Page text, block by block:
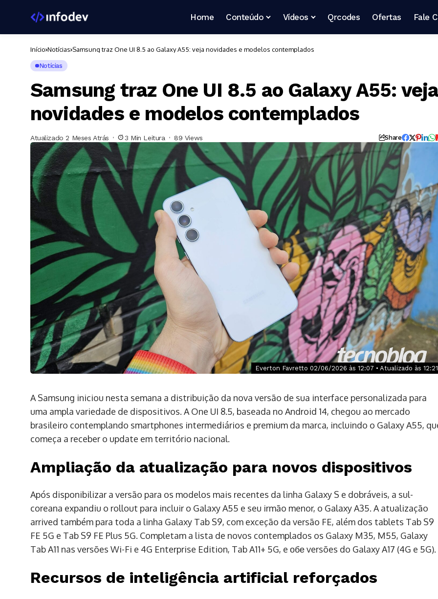
Home Conteúdo Vídeos Qrcodes Ofertas Fale
Início Notícias Samsung traz One UI 8.5 ao Galaxy A55: veja novidades e modelos contemplados
Notícias
Samsung traz One UI 8.5 ao Galaxy A55:
novidades e modelos contemplados
Atualizado 2 Meses Atrás 3 Min Leitura 89 Views Share
Everton Favretto 02/06/2026 às 12:07 • Atualizado às 12:21
A Samsung iniciou nesta semana a distribuição da nova versão de sua interface personalizada para
uma ampla variedade de dispositivos. A One UI 8.5, baseada no Android 14, chegou ao mercado
brasileiro contemplando smartphones intermediários e premium da marca, incluindo o Galaxy A55,
começa a receber o update em território nacional.
Ampliação da atualização para novos dispositivos
Após disponibilizar a versão para os modelos mais recentes da linha Galaxy S e dobráveis, a sul-
coreana expandiu o rollout para incluir o Galaxy A55 e seu irmão menor, o Galaxy A35. A atualização
arrived também para toda a linha Galaxy Tab S9, com exceção da versão FE, além dos tablets Tab S9
FE 5G e Tab S9 FE Plus 5G. Completam a lista de novos contemplados os Galaxy M35, M55, Galaxy
Tab A11 nas versões Wi-Fi e 4G Enterprise Edition, Tab A11+ 5G, e обе versões do Galaxy A17 (4G e 5G).
Recursos de inteligência artificial reforçados